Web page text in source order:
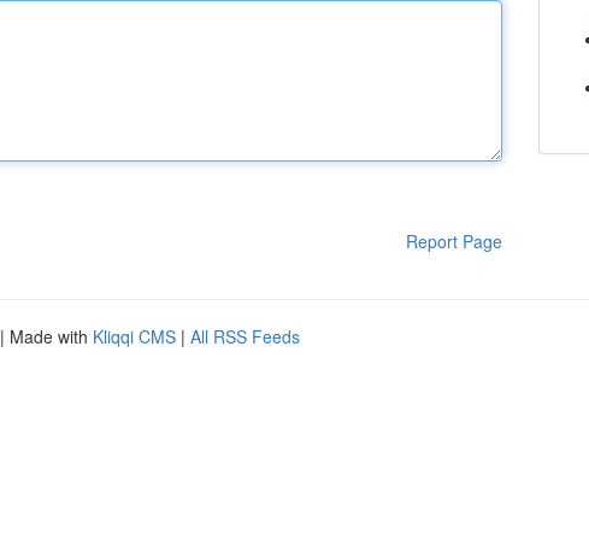
Report Page
| Made with Kliqqi CMS | All RSS Feeds